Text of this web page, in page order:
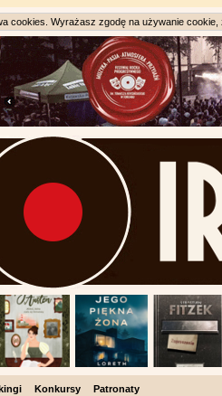
cookies. Wyrażasz zgodę na używanie
Konkursy Patronaty